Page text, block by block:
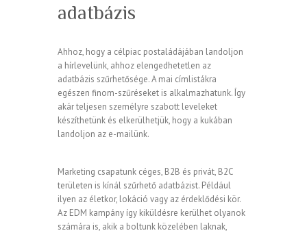
adatbázis
Ahhoz, hogy a célpiac postaládájában landoljon
a hírlevelünk, ahhoz elengedhetetlen az
adatbázis szűrhetősége. A mai címlistákra
egészen finom-szűréseket is alkalmazhatunk. Így
akár teljesen személyre szabott leveleket
készíthetünk és elkerülhetjük, hogy a kukában
landoljon az e-mailünk.
Marketing csapatunk céges, B2B és privát, B2C
területen is kínál szűrhető adatbázist. Például
ilyen az életkor, lokáció vagy az érdeklődési kör.
Az EDM kampány így kiküldésre kerülhet olyanok
számára is, akik a boltunk közelében laknak,